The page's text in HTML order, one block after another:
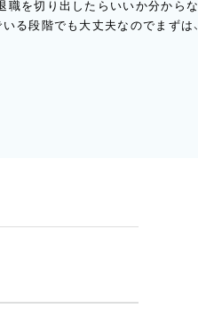
職を切り出したらいいか分からな
る段階でも大丈夫なのでまずは、